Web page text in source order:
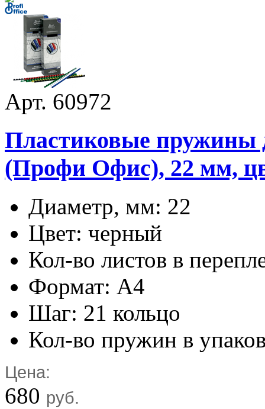
Арт. 60972
Пластиковые пружины
(Профи Офис), 22 мм,
Диаметр, мм: 22
Цвет: черный
Кол-во листов в
Формат: А4
Шаг: 21 кольцо
Кол-во пружин в
Цена:
680 руб.